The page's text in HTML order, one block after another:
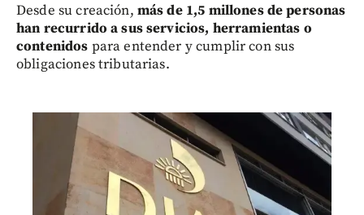
Desde su creación, más de 1,5 millones de personas
han recurrido a sus servicios, herramientas o
contenidos para entender y cumplir con sus
obligaciones tributarias.